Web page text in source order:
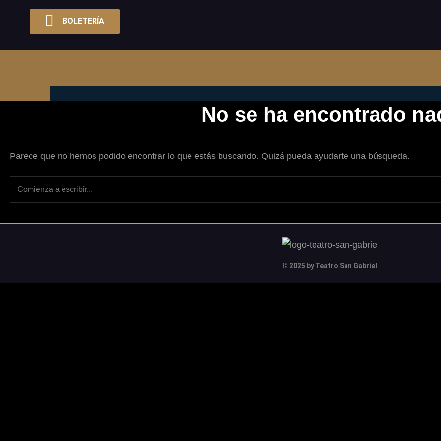
BOLETERÍA
No se ha encontrado
Parece que no hemos podido encontrar lo que estás buscando. Quizá pueda ayudarte una búsqueda.
© 2025 by Teatro San Gabriel.